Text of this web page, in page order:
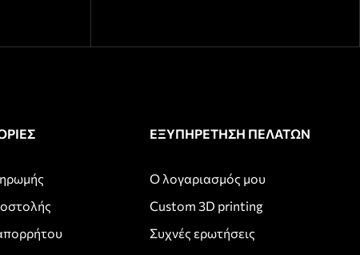
ΕΞΥΠΗΡΕΤΗΣΗ ΠΕΛΑΤΩΝ
Ο λογαριασμός μου
Custom 3D printing
Συχνές ερωτήσεις